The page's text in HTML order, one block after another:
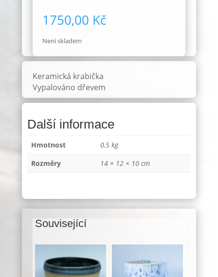
1750,00 Kč
Není skladem
Keramická krabička
Vypalováno dřevem
Další informace
Hmotnost
0,5 kg
Rozměry
14 × 12 × 10 cm
Související